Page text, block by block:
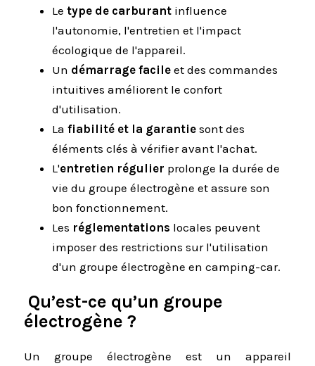
Letype de carburant influence
l'autonomie, l'entretien et l'impact
écologique de l'appareil.
Un démarrage facile et des commandes
intuitives améliorent le confort
d'utilisation.
Lafiabilité et la garantie sont des
éléments clés à vérifier avant l'achat.
L'entretien régulier prolonge la durée de
vie du groupe électrogène et assure son
bon fonctionnement.
Les réglementations locales peuvent
imposer des restrictions sur l'utilisation
d'un groupe électrogène en camping-car.
Qu’est-ce qu’un groupe
électrogène ?
Un groupe électrogène est un appareil